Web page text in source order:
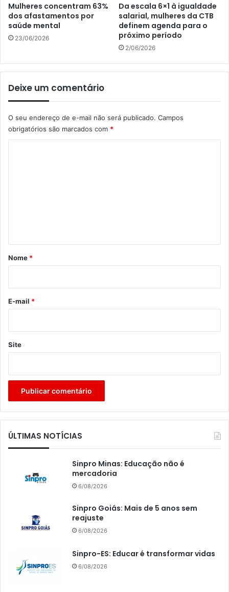
Mulheres concentram 63%
dos afastamentos por
saúde mental
23/06/2026
Da escala 6×1 à igualdade
salarial, mulheres da CTB
definem agenda para o
próximo período
2/06/2026
Deixe um comentário
O seu endereço de e-mail não será publicado. Campos
obrigatórios são marcados com *
r
*
Nome *
E-mail *
Site
ÚLTIMAS NOTÍCIAS
Sinpro Minas: Educação não é
mercadoria
6/08/2026
Sinpro Goiás: Mais de 5 anos sem
reajuste
6/08/2026
Sinpro-ES: Educar é transformar vidas
6/08/2026